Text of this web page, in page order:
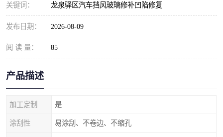
关键词： 龙泉驿区汽车挡风玻璃修补凹陷修复
发布日期： 2026-08-09
阅 读 量： 85
产品描述
加工定制 是
涂刮性 易涂刮、不卷边、不缩孔